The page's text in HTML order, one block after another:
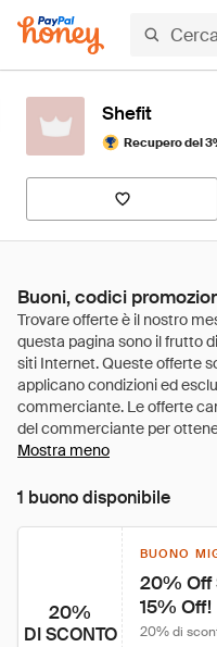
Shefit
Recupero del
Buoni, codici
Mostra meno
1 buono disponibile
20%
DI SCONTO
BUONO
20% Off
15% Off!
20% di